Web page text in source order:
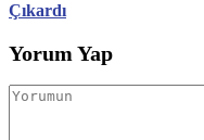
Çıkardı
Yorum Yap